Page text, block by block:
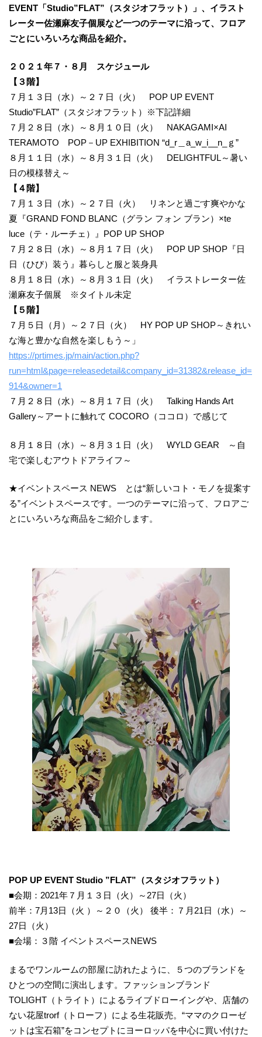
EVENT「Studio”FLAT”（スタジオフラット）」、イラスト
レーター佐瀬麻友子個展など一つのテーマに沿って、フロア
ごとにいろいろな商品を紹介。
２０２１年 ７・８月 スケジュール
【３階】
７月１３日（水）～２７日（火） POP UP EVENT
Studio”FLAT”（スタジオフラット）※下記詳細
７月２８日（水）～８月１０日（火） NAKAGAMI×AI
TERAMOTO POP－UP EXHIBITION “d_r＿a_w_i__n_ｇ”
８月１１日（水）～８月３１日（火） DELIGHTFUL～暑い
日の模様替え～
【４階】
７月１３日（水）～２７日（火）
リネンと過ごす爽やかな
夏『GRAND FOND BLANC（グラン フォン ブラン）×te
luce（テ・ルーチェ）』POP UP SHOP
７月２８日（水）～８月１７日（火） POP UP SHOP『日
日（ひび）装う』暮らしと服と装身具
８月１８日（水）～８月３１日（火） イラストレーター佐
瀬麻友子個展 ※タイトル未定
【５階】
７月５日（月）～２７日（火） HY POP UP SHOP～きれい
な海と豊かな自然を楽しもう～」
https://prtimes.jp/main/action.php?
run=html&page=releasedetail&company_id=31382&release_id=
914&owner=1
７月２８日（水）～８月１７日（火） Talking Hands Art
Gallery～アートに触れて COCORO（ココロ）で感じて
８月１８日（水）～８月３１日（火） WYLD GEAR ～自
宅で楽しむアウトドアライフ～
★イベントスペース NEWS とは“新しいコト・モノを提案す
る”イベントスペースです。一つのテーマに沿って、フロアご
とにいろいろな商品をご紹介します。
POP UP EVENT Studio ”FLAT”（スタジオフラット）
■会期：2021年７月１３日（火）～27日（火）
前半：7月13日（火 ）～２０（火） 後半：７月21日（水）～
27日（火）
■会場：３階 イベントスペースNEWS
まるでワンルームの部屋に訪れたように、５つのブランドを
ひとつの空間に演出します。ファッションブランド
TOLIGHT（トライト）によるライブドローイングや、店舗の
ない花屋trorf（トローフ）による生花販売。“ママのクローゼ
ットは宝石箱”をコンセプトにヨーロッパを中心に買い付けた